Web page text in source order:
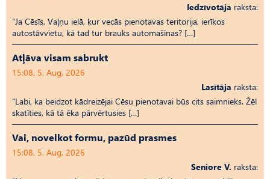
Iedzīvotāja raksta:
“Ja Cēsīs, Vaļņu ielā, kur vecās pienotavas teritorija, ierīkos
autostāvvietu, kā tad tur brauks automašīnas? […]
Atļāva visam sabrukt
15:08, 5. Aug, 2026
Lasītāja raksta:
“Labi, ka beidzot kādreizējai Cēsu pienotavai būs cits saimnieks. Žēl
skatīties, kā tā ēka pārvērtusies […]
Vai, novelkot formu, pazūd prasmes
15:08, 5. Aug, 2026
Seniore V. raksta: